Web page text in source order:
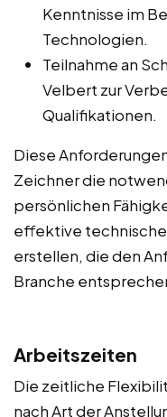
Kenntnisse im
Technologien.
Teilnahme an
Velbert zur
Qualifikationen.
Diese
Zeichner die
persönlichen
effektive technische
erstellen, die den
Branche
Arbeitszeiten
Die zeitliche
nach Art der